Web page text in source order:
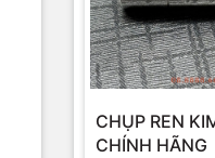
CHỤP REN
CHÍNH HÃNG